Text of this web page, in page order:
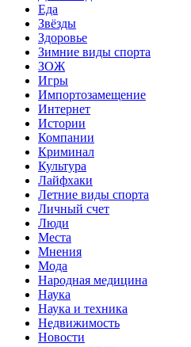
Еда
Звёзды
Здоровье
Зимние виды спорта
ЗОЖ
Игры
Импортозамещение
Интернет
Истории
Компании
Криминал
Культура
Лайфхаки
Летние виды спорта
Личный счет
Люди
Места
Мнения
Мода
Народная медицина
Наука
Наука и техника
Недвижимость
Новости